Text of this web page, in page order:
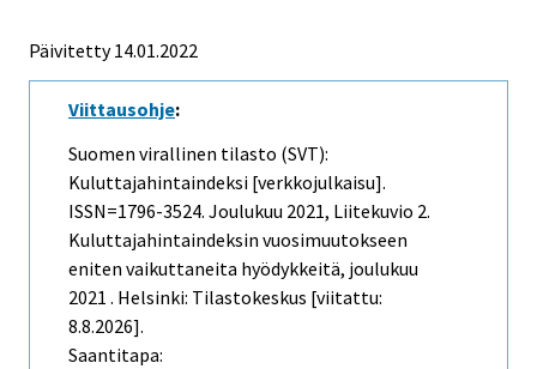
Päivitetty 14.01.2022
Viittausohje:
Suomen virallinen tilasto (SVT):
Kuluttajahintaindeksi [verkkojulkaisu].
ISSN=1796-3524. Joulukuu 2021, Liitekuvio 2.
Kuluttajahintaindeksin vuosimuutokseen
eniten vaikuttaneita hyödykkeitä, joulukuu
2021 . Helsinki: Tilastokeskus [viitattu:
8.8.2026].
Saantitapa: